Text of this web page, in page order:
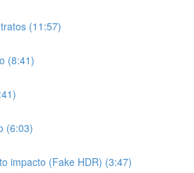
(11:57)
(8:41)
(6:03)
impacto (Fake HDR) (3:47)